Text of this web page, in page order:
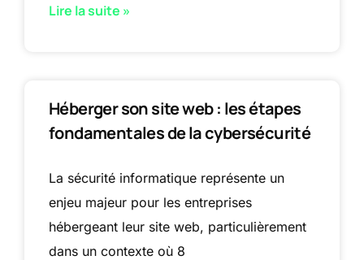
Lire la suite »
Héberger son site web : les étapes
fondamentales de la cybersécurité
La sécurité informatique représente un
enjeu majeur pour les entreprises
hébergeant leur site web, particulièrement
dans un contexte où 8